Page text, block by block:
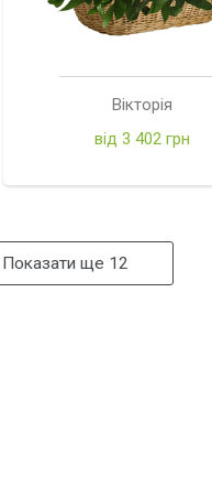
Вікторія
від 3 402 грн
Показати ще 12